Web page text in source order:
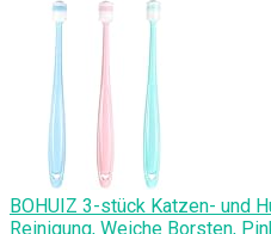
BOHUIZ 3-stück Katzen- und
Reinigung, Weiche Borsten,